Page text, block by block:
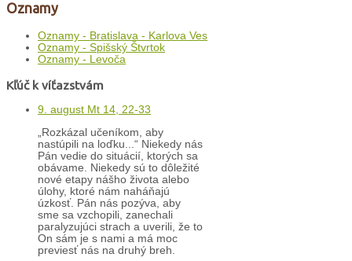
Oznamy
Oznamy - Bratislava - Karlova Ves
Oznamy - Spišský Štvrtok
Oznamy - Levoča
Kľúč k víťazstvám
9. august Mt 14, 22-33
„Rozkázal učeníkom, aby
nastúpili na loďku...“ Niekedy nás
Pán vedie do situácií, ktorých sa
obávame. Niekedy sú to dôležité
nové etapy nášho života alebo
úlohy, ktoré nám naháňajú
úzkosť. Pán nás pozýva, aby
sme sa vzchopili, zanechali
paralyzujúci strach a uverili, že to
On sám je s nami a má moc
previesť nás na druhý breh.